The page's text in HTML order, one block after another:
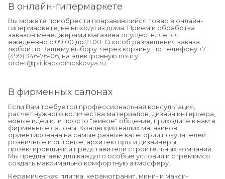
В онлайн-гипермаркете
Вы можете приобрести понравившийся товар в онлайн-
гипермаркете, не выходя из дома. Прием и обработка
заказов менеджерами магазина осуществляется
ежедневно с 09:00 до 21:00. Способ размещения заказа
любой по Вашему выбору: через корзину, по телефону +7
(499) 346-76-06, на электронную почту
order@plitkapodmoskovya.ru.
В фирменных салонах
Если Вам требуется профессиональная консультация,
расчет нужного количества материалов, дизайн интерьера,
новые идеи или просто "живое" общение, приходите к нам в
фирменные салоны. Концепция наших магазинов
ориентирована на самые разные категории покупателей:
розничные и оптовые, архитекторы и дизайнеры,
проектировщики и представители строительных компаний.
Мы предлагаем для каждого особые условия и стремимся
создать максимально комфортную атмосферу.
Керамическая плитка, керамогранит, мини- и макси-